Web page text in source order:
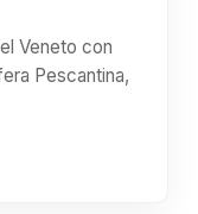
Veneto con
Pescantina,